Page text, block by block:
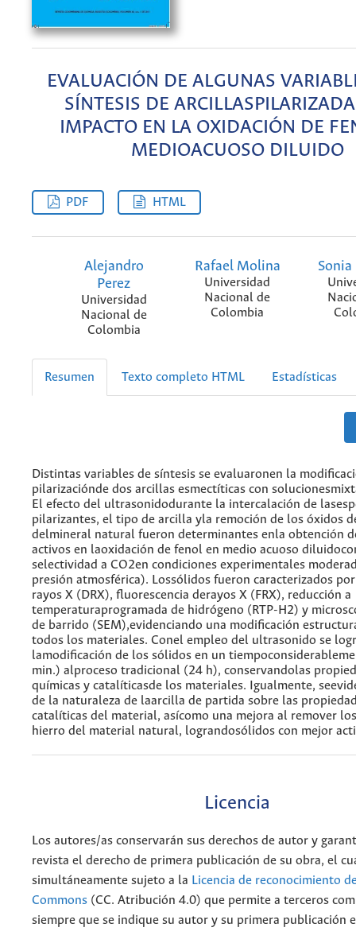
EVALUACIÓN DE ALGUNAS
SÍNTESIS DE
IMPACTO EN LA OXIDACIÓN DE
MEDIOACUOSO DILUIDO
PDF HTML
Alejandro
Perez
Universidad
Nacional de
Colombia
Rafael Molina
Universidad
Nacional de
Colombia
Resumen Texto completo HTML Estadísticas
Distintas variables de síntesis se evaluaronen la
pilarizaciónde dos arcillas esmectíticas con
El efecto del ultrasonidodurante la intercalación de
pilarizantes, el tipo de arcilla yla remoción de los óxidos
delmineral natural fueron determinantes enla obtención
activos en laoxidación de fenol en medio acuoso
selectividad a CO2en condiciones experimentales
presión atmosférica). Lossólidos fueron caracterizados
rayos X (DRX), fluorescencia derayos X (FRX), reducción a
temperaturaprogramada de hidrógeno (RTP-H2) y
de barrido (SEM),evidenciando una modificación
todos los materiales. Conel empleo del ultrasonido se
lamodificación de los sólidos en un
min.) alproceso tradicional (24 h), conservandolas
químicas y catalíticasde los materiales. Igualmente,
de la naturaleza de laarcilla de partida sobre las
catalíticas del material, asícomo una mejora al remover
hierro del material natural, lograndosólidos con mejor
Licencia
Los autores/as conservarán sus derechos de autor y
revista el derecho de primera publicación de su obra, el
simultáneamente sujeto a la Licencia de reconocimiento
Commons (CC. Atribución 4.0) que permite a terceros
siempre que se indique su autor y su primera publicación